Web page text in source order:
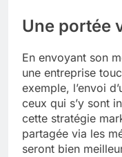
Une portée
En envoyant son
une entreprise
exemple, l’envoi
ceux qui s’y sont
cette stratégie
partagée via les
seront bien